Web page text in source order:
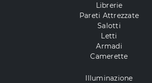
Librerie
Pareti Attrezzate
Salotti
Letti
Armadi
Camerette
Illuminazione